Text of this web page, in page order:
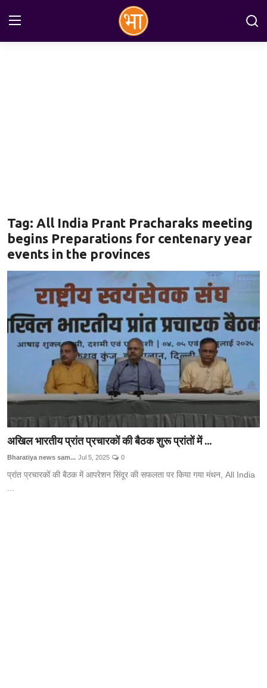
जानकारियाँ
मनोरंजन
RSS-संघ
Tag: All India Prant Pracharaks meeting
begins Preparations for centenary year
events in the provinces
अखिल भारतीय प्रांत प्रचारकों की बैठक शुरू प्रांतों में ...
Bharatiya news sam... Jul 5, 2025 0
प्रांत प्रचारकों की बैठक में आपरेशन सिंदूर की सफलता पर किया गया मंथन, All India
...